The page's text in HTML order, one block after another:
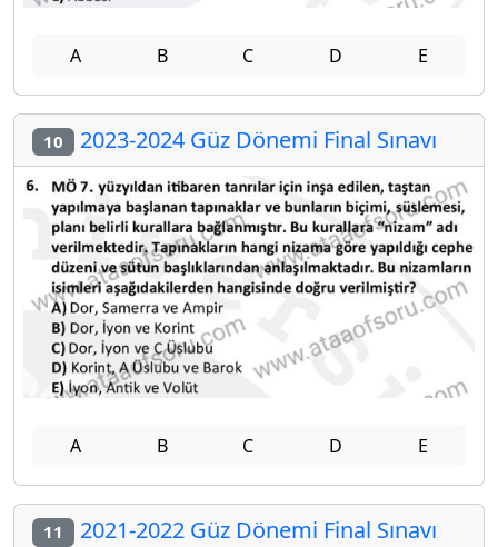
A B C D E
10 2023-2024 Güz Dönemi Final Sınavı
A B C D E
11 2021-2022 Güz Dönemi Final Sınavı